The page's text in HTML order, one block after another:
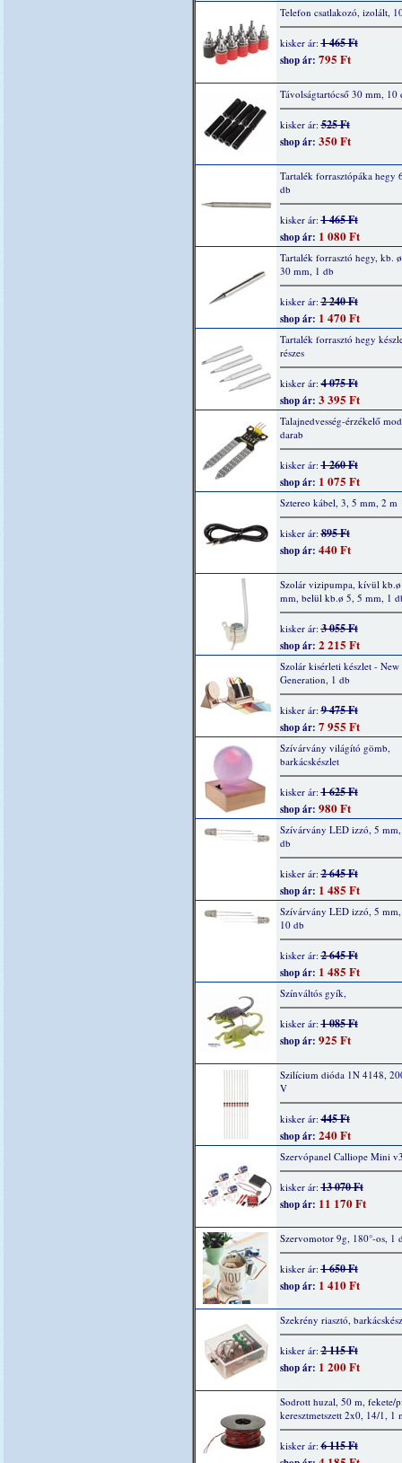
Telefon csatlakozó, izolált,
kisker ár:1 465 Ft
shop ár: 795 Ft
Távolságtartócső 30 mm, 10
kisker ár:525 Ft
shop ár: 350 Ft
Tartalék forrasztópáka hegy
db
kisker ár:1 465 Ft
shop ár: 1 080 Ft
Tartalék forrasztó hegy, kb.
30 mm, 1 db
kisker ár:2 240 Ft
shop ár: 1 470 Ft
Tartalék forrasztó hegy
részes
kisker ár:4 075 Ft
shop ár: 3 395 Ft
Talajnedvesség-érzékelő
darab
kisker ár:1 260 Ft
shop ár: 1 075 Ft
Sztereo kábel, 3, 5 mm, 2 m
kisker ár:895 Ft
shop ár: 440 Ft
Szolár vizipumpa, kívül
mm, belül kb.ø 5, 5 mm, 1
kisker ár:3 055 Ft
shop ár: 2 215 Ft
Szolár kisérleti készlet - New
Generation, 1 db
kisker ár:9 475 Ft
shop ár: 7 955 Ft
Szívárvány világító gömb,
barkácskészlet
kisker ár:1 625 Ft
shop ár: 980 Ft
Szívárvány LED izzó, 5 mm,
db
kisker ár:2 645 Ft
shop ár: 1 485 Ft
Szívárvány LED izzó, 5
10 db
kisker ár:2 645 Ft
shop ár: 1 485 Ft
Színváltós gyík,
kisker ár:1 085 Ft
shop ár: 925 Ft
Szilícium dióda 1N 4148,
V
kisker ár:445 Ft
shop ár: 240 Ft
Szervópanel Calliope Mini
kisker ár:13 070 Ft
shop ár: 11 170 Ft
Szervomotor 9g, 180°-os, 1
kisker ár:1 650 Ft
shop ár: 1 410 Ft
Szekrény riasztó,
kisker ár:2 115 Ft
shop ár: 1 200 Ft
Sodrott huzal, 50 m, fekete/
keresztmetszett 2x0, 14/1, 1
kisker ár:6 115 Ft